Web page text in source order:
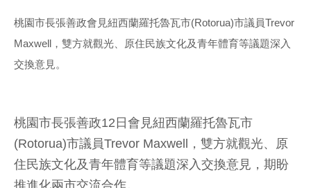
桃園市長張善政會見紐西蘭羅托魯瓦市(Rotorua)市議員Trevor
Maxwell，雙方就觀光、原住民族文化及青年體育等議題深入
交換意見。
桃園市長張善政12日會見紐西蘭羅托魯瓦市
(Rotorua)市議員Trevor Maxwell，雙方就觀光、原
住民族文化及青年體育等議題深入交換意見，期盼
推進化兩市交流合作。